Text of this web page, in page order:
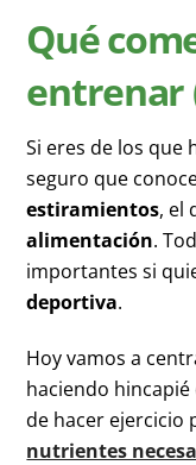
Qué
entrenar
Si eres de los que
seguro que
estiramientos, el
alimentación.
importantes si
deportiva.
Hoy vamos a
haciendo
de hacer ejercicio
nutrientes